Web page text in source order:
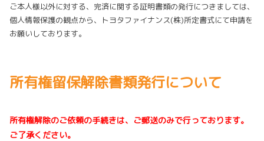
ご本人様以外に対する、完済に関する証明書類の発行につきましては、
個人情報保護の観点から、トヨタファイナンス(株)所定書式にて申請を
お願いしております。
所有権留保解除書類発行について
所有権解除のご依頼の手続きは、ご郵送のみで行っております。
ご了承ください。